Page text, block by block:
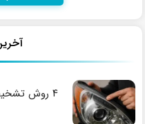
۴ روش تشخیص چراغ فابریک اصل